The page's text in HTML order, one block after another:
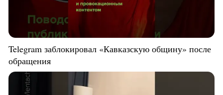
Telegram заблокировал «Кавказскую общину» после
обращения